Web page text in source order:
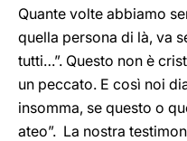
Quante volte abbiamo
quella persona di là, va
tutti…”. Questo non è
un peccato. E così noi
insomma, se questo o
ateo”. La nostra